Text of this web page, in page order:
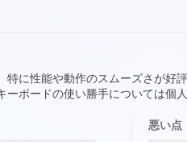
に性能や動作のスムーズさが
ボードの使い勝手については個
悪い点